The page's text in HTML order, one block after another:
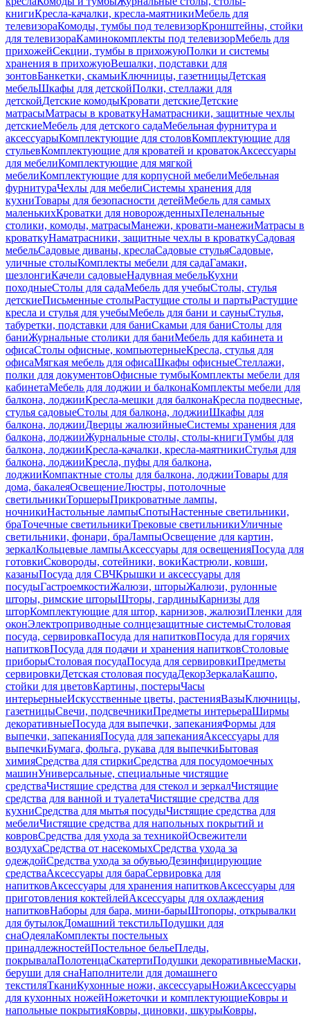
книгиКресла-качалки, кресла-маятникиМебель для
телевизораКомоды, тумбы под телевизорКронштейны, стойки
для телевизораКаминокомплекты под телевизорМебель для
прихожейСекции, тумбы в прихожуюПолки и системы
хранения в прихожуюВешалки, подставки для
зонтовБанкетки, скамьиКлючницы, газетницыДетская
мебельШкафы для детскойПолки, стеллажи для
детскойДетские комодыКровати детскиеДетские
матрасыМатрасы в кроваткуНаматрасники, защитные чехлы
детскиеМебель для детского садаМебельная фурнитура и
аксессуарыКомплектующие для столовКомплектующие для
стульевКомплектующие для кроватей и кроватокАксессуары
для мебелиКомплектующие для мягкой
мебелиКомплектующие для корпусной мебелиМебельная
фурнитураЧехлы для мебелиСистемы хранения для
кухниТовары для безопасности детейМебель для самых
маленькихКроватки для новорожденныхПеленальные
столики, комоды, матрасыМанежи, кровати-манежиМатрасы в
кроваткуНаматрасники, защитные чехлы в кроваткуСадовая
мебельСадовые диваны, креслаСадовые стульяСадовые,
уличные столыКомплекты мебели для садаГамаки,
шезлонгиКачели садовыеНадувная мебельКухни
походныеСтолы для садаМебель для учебыСтолы, стулья
детскиеПисьменные столыРастущие столы и партыРастущие
кресла и стулья для учебыМебель для бани и сауныСтулья,
табуретки, подставки для баниСкамьи для баниСтолы для
баниЖурнальные столики для баниМебель для кабинета и
офисаСтолы офисные, компьютерныеКресла, стулья для
офисаМягкая мебель для офисаШкафы офисныеСтеллажи,
полки для документовОфисные тумбыКомплекты мебели для
кабинетаМебель для лоджии и балконаКомплекты мебели для
балкона, лоджииКресла-мешки для балконаКресла подвесные,
стулья садовыеСтолы для балкона, лоджииШкафы для
балкона, лоджииДверцы жалюзийныеСистемы хранения для
балкона, лоджииЖурнальные столы, столы-книгиТумбы для
балкона, лоджииКресла-качалки, кресла-маятникиСтулья для
балкона, лоджииКресла, пуфы для балкона,
лоджииКомпактные столы для балкона, лоджииТовары для
дома, бакалеяОсвещениеЛюстры, потолочные
светильникиТоршерыПрикроватные лампы,
ночникиНастольные лампыСпотыНастенные светильники,
браТочечные светильникиТрековые светильникиУличные
светильники, фонари, браЛампыОсвещение для картин,
зеркалКольцевые лампыАксессуары для освещенияПосуда для
готовкиСковороды, сотейники, вокиКастрюли, ковши,
казаныПосуда для СВЧКрышки и аксессуары для
посудыГастроемкостиЖалюзи, шторыЖалюзи, рулонные
шторы, римские шторыШторы, гардиныКарнизы для
шторКомплектующие для штор, карнизов, жалюзиПленки для
оконЭлектроприводные солнцезащитные системыСтоловая
посуда, сервировкаПосуда для напитковПосуда для горячих
напитковПосуда для подачи и хранения напитковСтоловые
приборыСтоловая посудаПосуда для сервировкиПредметы
сервировкиДетская столовая посудаДекорЗеркалаКашпо,
стойки для цветовКартины, постерыЧасы
интерьерныеИскусственные цветы, растенияВазыКлючницы,
газетницыСвечи, подсвечникиПредметы интерьераШирмы
декоративныеПосуда для выпечки, запеканияФормы для
выпечки, запеканияПосуда для запеканияАксессуары для
выпечкиБумага, фольга, рукава для выпечкиБытовая
химияСредства для стиркиСредства для посудомоечных
машинУниверсальные, специальные чистящие
средстваЧистящие средства для стекол и зеркалЧистящие
средства для ванной и туалетаЧистящие средства для
кухниСредства для мытья посудыЧистящие средства для
мебелиЧистящие средства для напольных покрытий и
ковровСредства для ухода за техникойОсвежители
воздухаСредства от насекомыхСредства ухода за
одеждойСредства ухода за обувьюДезинфицирующие
средстваАксессуары для бараСервировка для
напитковАксессуары для хранения напитковАксессуары для
приготовления коктейлейАксессуары для охлаждения
напитковНаборы для бара, мини-барыШтопоры, открывалки
для бутылокДомашний текстильПодушки для
снаОдеялаКомплекты постельных
принадлежностейПостельное бельеПледы,
покрывалаПолотенцаСкатертиПодушки декоративныеМаски,
беруши для снаНаполнители для домашнего
текстиляТканиКухонные ножи, аксессуарыНожиАксессуары
для кухонных ножейНожеточки и комплектующиеКовры и
напольные покрытияКовры, циновки, шкурыКовры,